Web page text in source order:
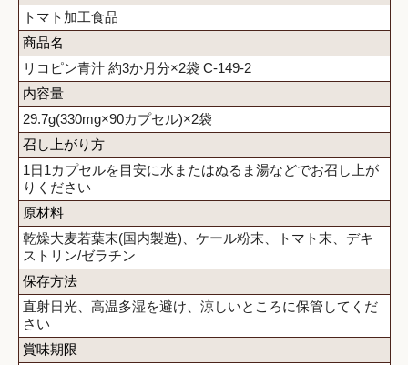
トマト加工食品
商品名
リコピン青汁 約3か月分×2袋 C-149-2
内容量
29.7g(330mg×90カプセル)×2袋
召し上がり方
1日1カプセルを目安に水またはぬるま湯などでお召し上が
りください
原材料
乾燥大麦若葉末(国内製造)、ケール粉末、トマト末、デキ
ストリン/ゼラチン
保存方法
直射日光、高温多湿を避け、涼しいところに保管してくだ
さい
賞味期限